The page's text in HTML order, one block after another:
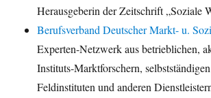
Herausgeberin der Zeitschrift „Soziale
Berufsverband Deutscher Markt- u.
Experten-Netzwerk aus betrieblichen,
Instituts-Marktforschern,
Feldinstituten und anderen